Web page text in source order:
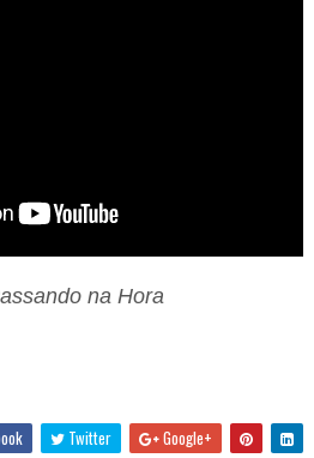
na Hora
Twitter Google+